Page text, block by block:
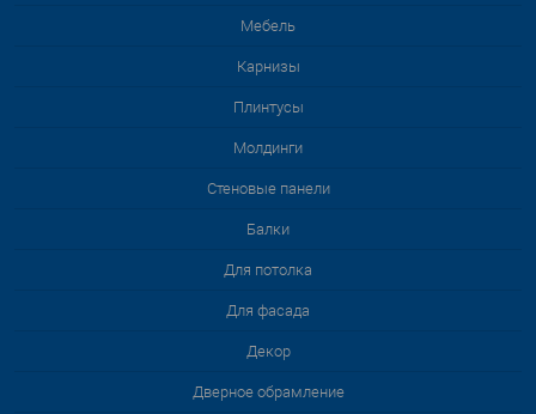
Мебель
Карнизы
Плинтусы
Молдинги
Стеновые панели
Балки
Для потолка
Для фасада
Декор
Дверное обрамление